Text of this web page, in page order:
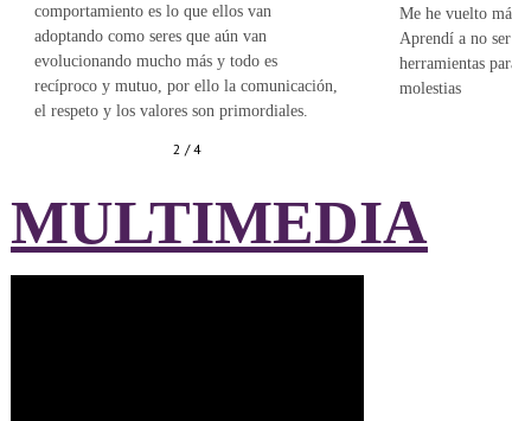
comportamiento es lo que ellos van
adoptando como seres que aún van
evolucionando mucho más y todo es
recíproco y mutuo, por ello la comunicación,
el respeto y los valores son primordiales.
Me he vuelto
Aprendí a no
herramientas
molestias
2 /4
MULTIMEDIA